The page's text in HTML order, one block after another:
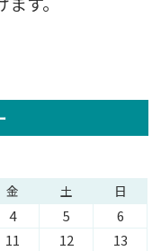
金 土 日
4 5
6
11 12
13